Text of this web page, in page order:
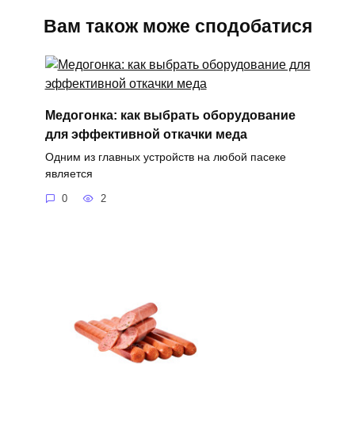
Вам також може сподобатися
Медогонка: как выбрать оборудование
для эффективной откачки меда
Одним из главных устройств на любой пасеке
является
0 2